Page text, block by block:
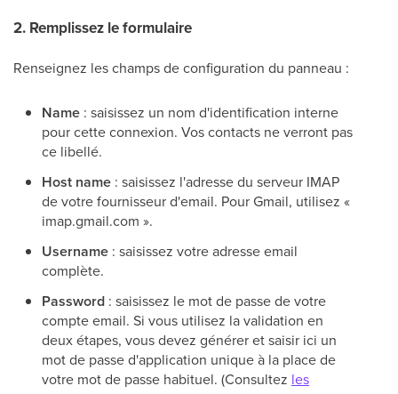
2. Remplissez le formulaire
Renseignez les champs de configuration du panneau :
Name : saisissez un nom d'identification interne
pour cette connexion. Vos contacts ne verront pas
ce libellé.
Host name : saisissez l'adresse du serveur IMAP
de votre fournisseur d'email. Pour Gmail, utilisez «
imap.gmail.com ».
Username : saisissez votre adresse email
complète.
Password : saisissez le mot de passe de votre
compte email. Si vous utilisez la validation en
deux étapes, vous devez générer et saisir ici un
mot de passe d'application unique à la place de
votre mot de passe habituel. (Consultez les